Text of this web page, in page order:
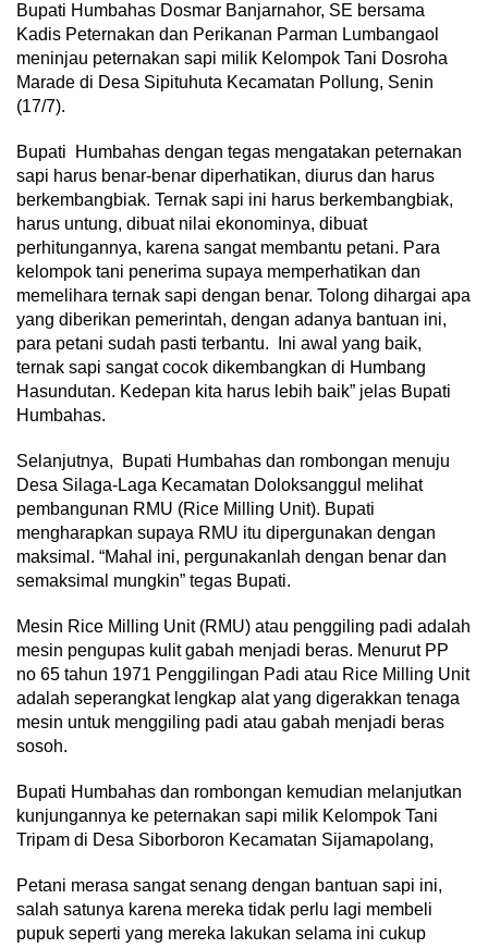
Bupati Humbahas Dosmar Banjarnahor, SE bersama
Kadis Peternakan dan Perikanan Parman Lumbangaol
meninjau peternakan sapi milik Kelompok Tani Dosroha
Marade di Desa Sipituhuta Kecamatan Pollung, Senin
(17/7).
Bupati Humbahas dengan tegas mengatakan peternakan
sapi harus benar-benar diperhatikan, diurus dan harus
berkembangbiak. Ternak sapi ini harus berkembangbiak,
harus untung, dibuat nilai ekonominya, dibuat
perhitungannya, karena sangat membantu petani. Para
kelompok tani penerima supaya memperhatikan dan
memelihara ternak sapi dengan benar. Tolong dihargai apa
yang diberikan pemerintah, dengan adanya bantuan ini,
para petani sudah pasti terbantu. Ini awal yang baik,
ternak sapi sangat cocok dikembangkan di Humbang
Hasundutan. Kedepan kita harus lebih baik” jelas Bupati
Humbahas.
Selanjutnya, Bupati Humbahas dan rombongan menuju
Desa Silaga-Laga Kecamatan Doloksanggul melihat
pembangunan RMU (Rice Milling Unit). Bupati
mengharapkan supaya RMU itu dipergunakan dengan
maksimal. “Mahal ini, pergunakanlah dengan benar dan
semaksimal mungkin” tegas Bupati.
Mesin Rice Milling Unit (RMU) atau penggiling padi adalah
mesin pengupas kulit gabah menjadi beras. Menurut PP
no 65 tahun 1971 Penggilingan Padi atau Rice Milling Unit
adalah seperangkat lengkap alat yang digerakkan tenaga
mesin untuk menggiling padi atau gabah menjadi beras
sosoh.
Bupati Humbahas dan rombongan kemudian melanjutkan
kunjungannya ke peternakan sapi milik Kelompok Tani
Tripam di Desa Siborboron Kecamatan Sijamapolang,
Petani merasa sangat senang dengan bantuan sapi ini,
salah satunya karena mereka tidak perlu lagi membeli
pupuk seperti yang mereka lakukan selama ini cukup